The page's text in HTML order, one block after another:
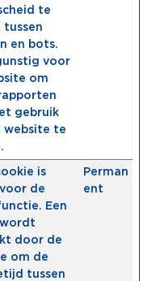
te
tussen
en bots.
voor
om
gebruik
website te
is
de
Een
door de
om de
tussen
Perman
ent